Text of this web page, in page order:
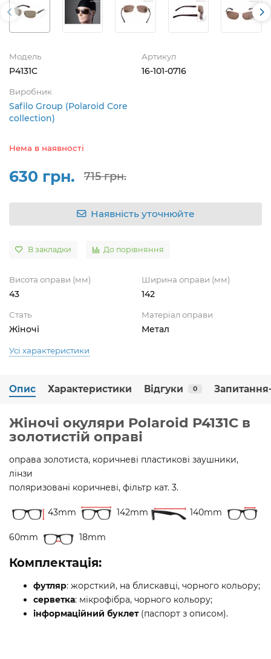
Модель
P4131C
Артикул
16-101-0716
Виробник
Safilo Group (Polaroid Core
collection)
Нема в наявності
630 грн. 715 грн.
Наявність уточнюйте
В закладки До порівняння
Висота оправи (мм)
43
Ширина оправи (мм)
142
Стать
Жіночі
Матеріал оправи
Метал
Усі характеристики
Опис Характеристики Відгуки 0
Жіночі окуляри Polaroid P4131C в
золотистій оправі
оправа золотиста, коричневі пластикові заушники,
лінзи
поляризовані коричневі, фільтр кат. 3.
43mm 142mm 140mm
60mm 18mm
Комплектація:
футляр: жорсткий, на блискавці, чорного кольору;
серветка: мікрофібра, чорного кольору;
інформаційний буклет(паспорт з описом).